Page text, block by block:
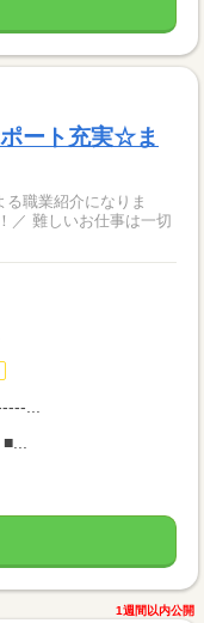
ート充実☆ま
職業紹介になりま
／ 難しいお仕事は一切
...
1週間以内公開